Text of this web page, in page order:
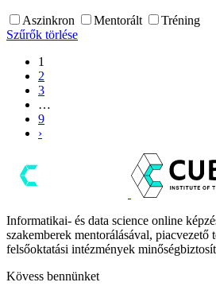
Aszinkron Mentorált
Tréning
Szűrők törlése
1
2
3
…
9
›
Informatikai- és data science online
szakemberek mentorálásával,
felsőoktatási intézmények
Kövess bennünket